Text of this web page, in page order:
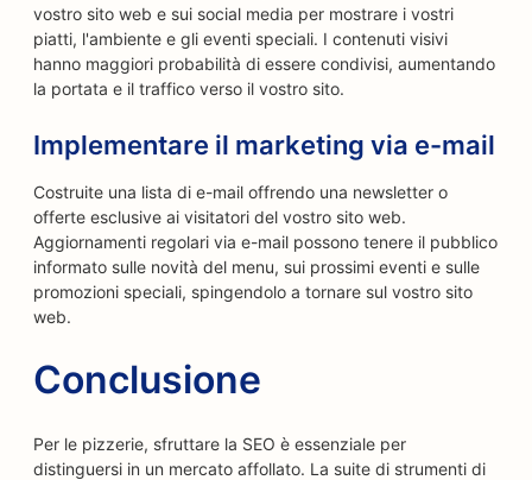
vostro sito web e sui social media per mostrare i vostri
piatti, l'ambiente e gli eventi speciali. I contenuti visivi
hanno maggiori probabilità di essere condivisi, aumentando
la portata e il traffico verso il vostro sito.
Implementare il marketing via e-mail
Costruite una lista di e-mail offrendo una newsletter o
offerte esclusive ai visitatori del vostro sito web.
Aggiornamenti regolari via e-mail possono tenere il pubblico
informato sulle novità del menu, sui prossimi eventi e sulle
promozioni speciali, spingendolo a tornare sul vostro sito
web.
Conclusione
Per le pizzerie, sfruttare la SEO è essenziale per
distinguersi in un mercato affollato. La suite di strumenti di